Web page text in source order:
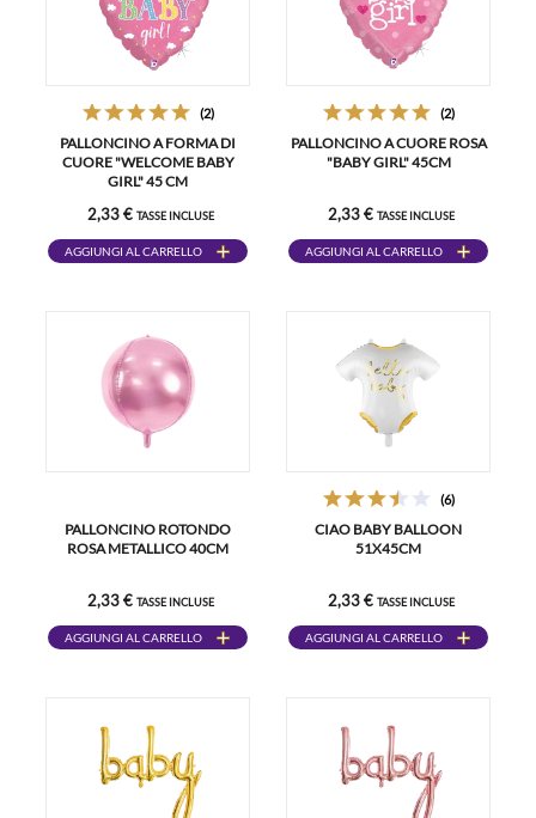
(2)
PALLONCINO A FORMA DI
CUORE "WELCOME BABY
GIRL" 45 CM
2,33 € TASSE INCLUSE
AGGIUNGI AL CARRELLO
(2)
PALLONCINO A CUORE ROSA
"BABY GIRL" 45CM
2,33 € TASSE INCLUSE
AGGIUNGI AL CARRELLO
PALLONCINO ROTONDO
ROSA METALLICO 40CM
2,33 € TASSE INCLUSE
AGGIUNGI AL CARRELLO
(6)
CIAO BABY BALLOON
51X45CM
2,33 € TASSE INCLUSE
AGGIUNGI AL CARRELLO